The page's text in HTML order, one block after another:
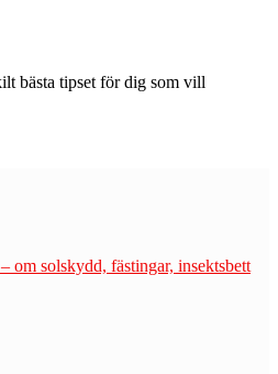
bästa tipset för dig som vill
om solskydd, fästingar, insektsbett